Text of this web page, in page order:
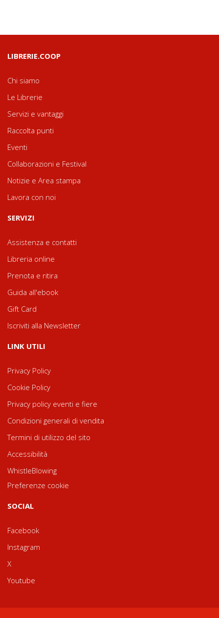
LIBRERIE.COOP
Chi siamo
Le Librerie
Servizi e vantaggi
Raccolta punti
Eventi
Collaborazioni e Festival
Notizie e Area stampa
Lavora con noi
SERVIZI
Assistenza e contatti
Libreria online
Prenota e ritira
Guida all'ebook
Gift Card
Iscriviti alla Newsletter
LINK UTILI
Privacy Policy
Cookie Policy
Privacy policy eventi e fiere
Condizioni generali di vendita
Termini di utilizzo del sito
Accessibilità
WhistleBlowing
Preferenze cookie
SOCIAL
Facebook
Instagram
X
Youtube